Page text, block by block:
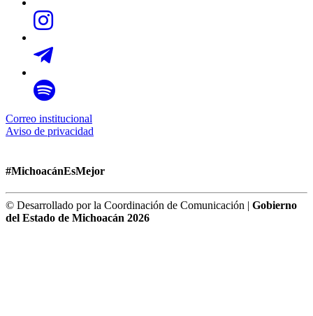
Correo institucional
Aviso de privacidad
#MichoacánEsMejor
© Desarrollado por la Coordinación de Comunicación | Gobierno
del Estado de Michoacán 2026